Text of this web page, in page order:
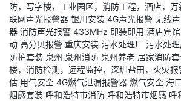
防，写字楼，工业园区，消防工程，酒店，
联网声光报警器 银川安装 4G声光报警 无线
器 消防声光报警 433MHz 即装即用 酒店宾馆
动 高分贝报警 重庆安装 污水处理厂 污水处
防护套装 泉州 泉州消防 泉州养老 居家消防
楼，消防检测，远程监控，深圳盐田，火灾
估 用气安全 4G燃气泄漏报警器 燃气安全 海
烟感套装 呼和浩特市消防 呼和浩特市烟感 呼